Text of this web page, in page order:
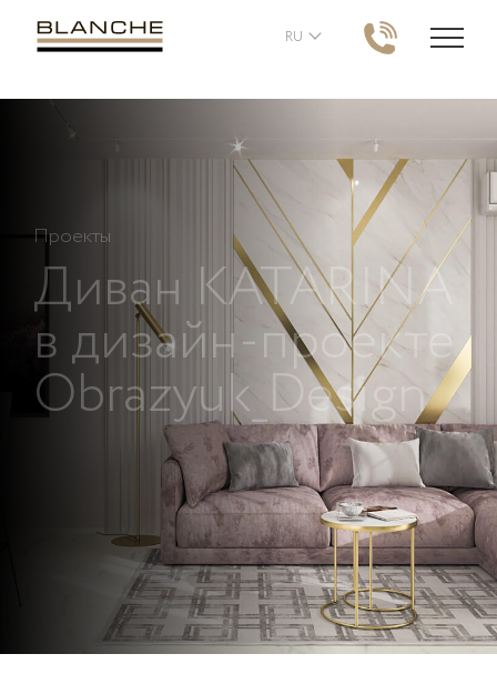
RU
Проекты
Диван KATARINA
в дизайн-проекте
Obrazyuk_Design